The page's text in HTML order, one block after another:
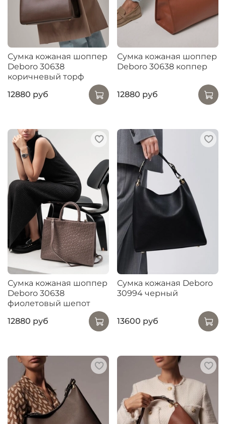
Сумка кожаная шоппер
Deboro 30638
коричневый торф
12880 руб
Сумка кожаная шоппер
Deboro 30638 коппер
12880 руб
Сумка кожаная шоппер
Deboro 30638
фиолетовый шепот
12880 руб
Сумка кожаная Deboro
30994 черный
13600 руб